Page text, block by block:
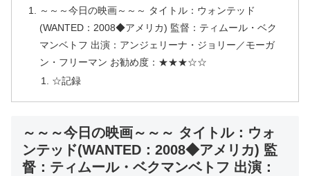
～～～今日の映画～～～ タイトル：ウォンテッド
(WANTED：2008◆アメリカ) 監督：ティムール・ベク
マンベトフ 出演：アンジェリーナ・ジョリー／モーガ
ン・フリーマン お勧め度：★★★☆☆
☆記録
～～～今日の映画～～～ タイトル：ウォ
ンテッド(WANTED：2008◆アメリカ) 監
督：ティムール・ベクマンベトフ 出演：